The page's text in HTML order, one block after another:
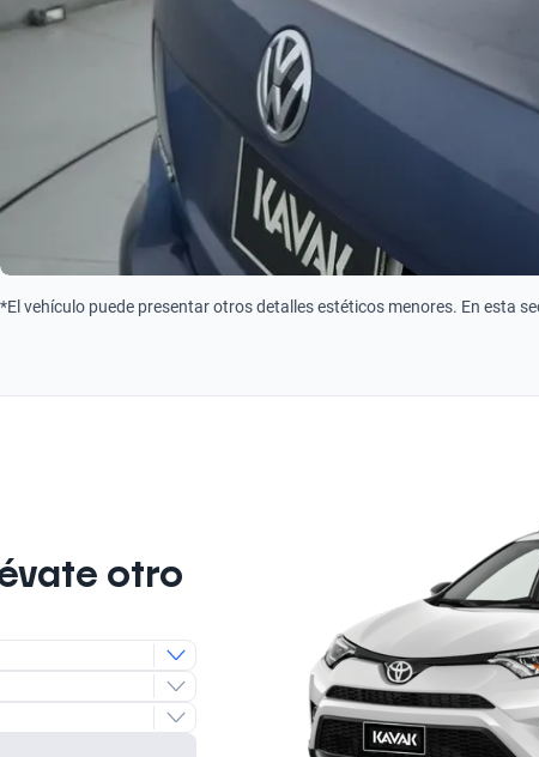
*El vehículo puede presentar otros detalles estéticos menores. En esta
otro